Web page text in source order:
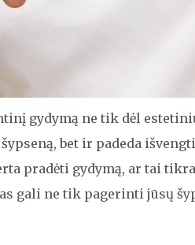
gydymą ne tik dėl
bet ir padeda
pradėti gydymą, ar tai
gali ne tik pagerinti jūsų